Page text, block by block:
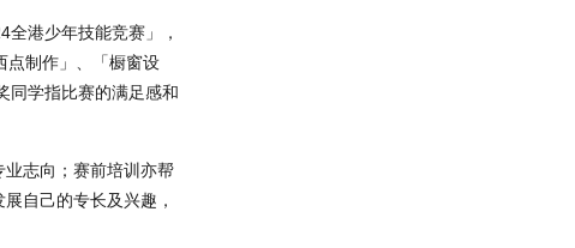
港少年技能竞赛」，
点制作」、「橱窗设
同学指比赛的满足感和
志向；赛前培训亦帮
自己的专长及兴趣，